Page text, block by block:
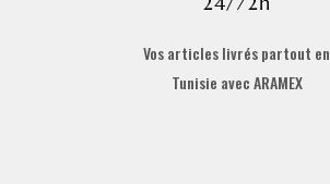
Vos articles livrés partout en
Tunisie avec ARAMEX